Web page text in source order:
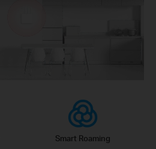
Smart Roaming